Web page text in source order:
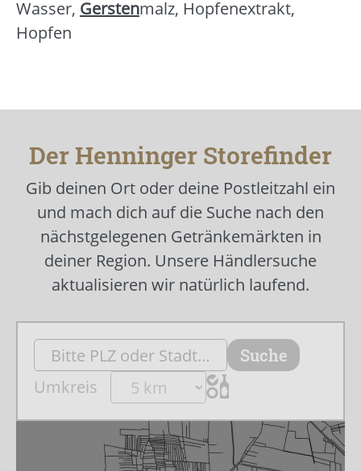
Wasser, Gerstenmalz, Hopfenextrakt,
Hopfen
Der Henninger Storefinder
Gib deinen Ort oder deine Postleitzahl ein
und mach dich auf die Suche nach den
nächstgelegenen Getränkemärkten in
deiner Region. Unsere Händlersuche
aktualisieren wir natürlich laufend.
Umkreis
Welchen Standort suchen Sie genau?